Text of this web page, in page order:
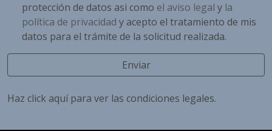
protección de datos asi como el aviso legal y la
política de privacidad y acepto el tratamiento de mis
datos para el trámite de la solicitud realizada.
Enviar
Haz click aquí para ver las condiciones legales.